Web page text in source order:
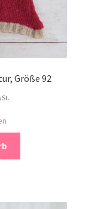
Größe 92